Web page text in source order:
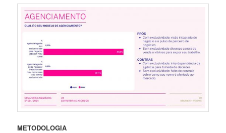
METODOLOGIA